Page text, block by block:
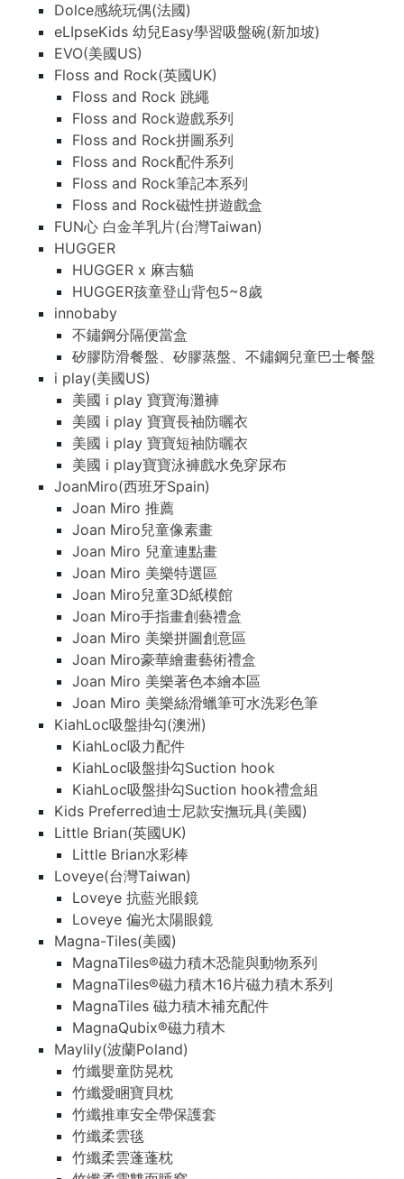
Dolce感統玩偶(法國)
eLIpseKids 幼兒Easy學習吸盤碗(新加坡)
EVO(美國US)
Floss and Rock(英國UK)
Floss and Rock 跳繩
Floss and Rock遊戲系列
Floss and Rock拼圖系列
Floss and Rock配件系列
Floss and Rock筆記本系列
Floss and Rock磁性拼遊戲盒
FUN心 白金羊乳片(台灣Taiwan)
HUGGER
HUGGER x 麻吉貓
HUGGER孩童登山背包5~8歲
innobaby
不鏽鋼分隔便當盒
矽膠防滑餐盤、矽膠蒸盤、不鏽鋼兒童巴士餐盤
i play(美國US)
美國 i play 寶寶海灘褲
美國 i play 寶寶長袖防曬衣
美國 i play 寶寶短袖防曬衣
美國 i play寶寶泳褲戲水免穿尿布
JoanMiro(西班牙Spain)
Joan Miro 推薦
Joan Miro兒童像素畫
Joan Miro 兒童連點畫
Joan Miro 美樂特選區
Joan Miro兒童3D紙模館
Joan Miro手指畫創藝禮盒
Joan Miro 美樂拼圖創意區
Joan Miro豪華繪畫藝術禮盒
Joan Miro 美樂著色本繪本區
Joan Miro 美樂絲滑蠟筆可水洗彩色筆
KiahLoc吸盤掛勾(澳洲)
KiahLoc吸力配件
KiahLoc吸盤掛勾Suction hook
KiahLoc吸盤掛勾Suction hook禮盒組
Kids Preferred迪士尼款安撫玩具(美國)
Little Brian(英國UK)
Little Brian水彩棒
Loveye(台灣Taiwan)
Loveye 抗藍光眼鏡
Loveye 偏光太陽眼鏡
Magna-Tiles(美國)
MagnaTiles®磁力積木恐龍與動物系列
MagnaTiles®磁力積木16片磁力積木系列
MagnaTiles 磁力積木補充配件
MagnaQubix®磁力積木
Maylily(波蘭Poland)
竹纖嬰童防晃枕
竹纖愛睏寶貝枕
竹纖推車安全帶保護套
竹纖柔雲毯
竹纖柔雲蓬蓬枕